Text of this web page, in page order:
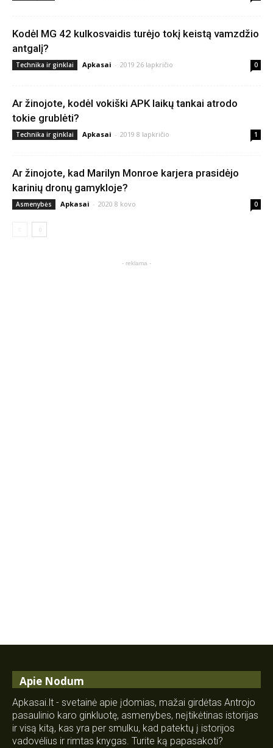
Kodėl MG 42 kulkosvaidis turėjo tokį keistą vamzdžio
antgalį?
Technika ir ginklai Apkasai - 2019 26 lapkričio 0
Ar žinojote, kodėl vokiški APK laikų tankai atrodo
tokie grublėti?
Technika ir ginklai Apkasai - 2019 8 lapkričio 1
Ar žinojote, kad Marilyn Monroe karjera prasidėjo
karinių dronų gamykloje?
Asmenybės Apkasai - 2020 8 kovo 0
- reklama -
Apie Nodum
Apkasai.lt - svetainė apie įdomias, mažai girdėtas Antrojo
pasaulinio karo ginkluotę, asmenybes, neįtikėtinas istorijas
ir visą kitą, kas yra per smulku, kad patektų į istorijos
vadovėlius ir rimtas knygas. Turite ką papasakoti?